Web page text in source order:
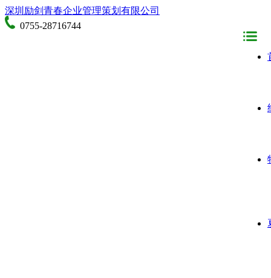
深圳励剑青春企业管理策划有限公司
0755-28716744